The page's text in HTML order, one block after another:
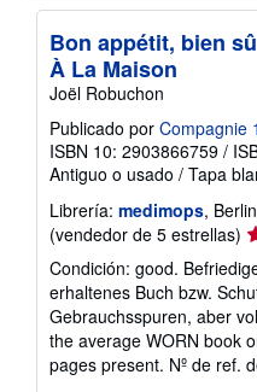
Bon appétit, bien
À La Maison
Joël Robuchon
Publicado por Compagnie
ISBN 10: 2903866759 /
Antiguo o usado / Tapa
Librería: medimops,
(vendedor de 5 estrellas)
5
5
Condición: good.
erhaltenes Buch bzw.
Gebrauchsspuren, aber
the average WORN book
pages present. Nº de ref.